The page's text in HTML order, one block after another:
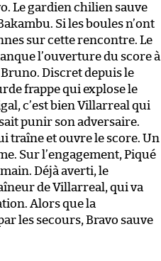
Le gardien chilien sauve
Si les boules n’ont
sur cette rencontre. Le
l’ouverture du score à
Discret depuis le
frappe qui explose le
c’est bien Villarreal qui
punir son adversaire.
traîne et ouvre le score. Un
Sur l’engagement, Piqué
Déjà averti, le
de Villarreal, qui va
Alors que la
les secours, Bravo sauve